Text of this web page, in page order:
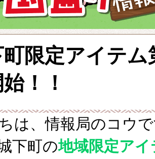
限定アイテム
！！
は、情報局のコウ
下町の地域限定ア